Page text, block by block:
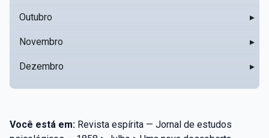
Outubro ▸
Novembro ▸
Dezembro ▸
Você está em: Revista espírita — Jornal de estudos